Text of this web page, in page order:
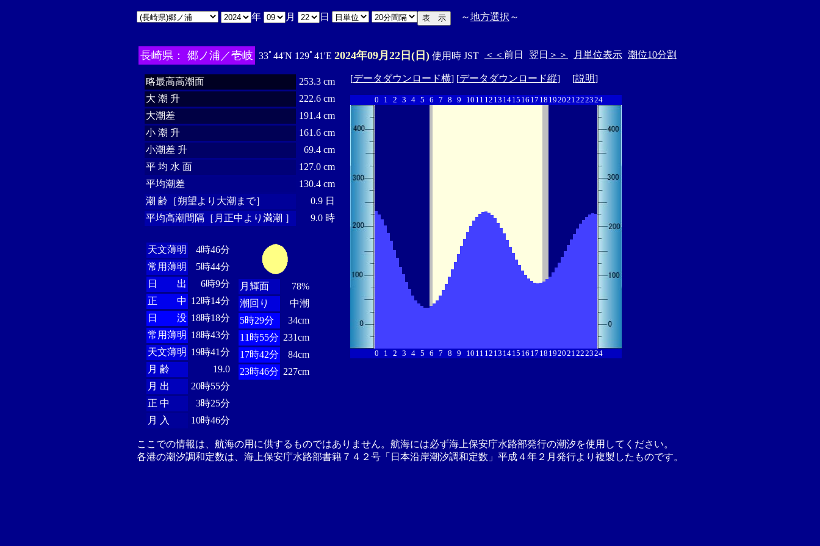
年 月 日 ～地方選択 ～
長崎県： 郷ノ浦／壱岐 33ﾟ44'N 129ﾟ41'E 2024年09月22日(日) 使用時 JST ＜＜ 前日 翌日 ＞＞ 月単位表示 潮位10分割
略最高高潮面
253.3 cm
大 潮 升
222.6 cm
大潮差
191.4 cm
小 潮 升
161.6 cm
小潮差 升
69.4 cm
平 均 水 面
127.0 cm
平均潮差
130.4 cm
潮 齢［朔望より大潮まで］
0.9 日
平均高潮間隔［月正中より満潮 ］
9.0 時
天文薄明
4時46分
常用薄明
5時44分
日 出
6時9分
正 中 12時14分
日 没 18時18分
常用薄明 18時43分
天文薄明 19時41分
月 齢
19.0
月 出
20時55分
正 中
3時25分
月 入
10時46分
月輝面
78%
潮回り
中潮
5時29分
34cm
11時55分 231cm
17時42分
84cm
23時46分 227cm
[データダウンロード横] [データダウンロード縦] [説明]
0 1 2 3 4 5 6 7 8 9 10 11 12 13 1415 16 17 18 192021222324
0 1 2 3 4 5 6 7 8 9 10 11 12 13 1415 16 17 18 192021222324
ここでの情報は、航海の用に供するものではありません。航海には必ず海上保安庁水路部発行の潮汐を使用してください。
各港の潮汐調和定数は、海上保安庁水路部書籍７４２号「日本沿岸潮汐調和定数」平成４年２月発行より複製したものです。